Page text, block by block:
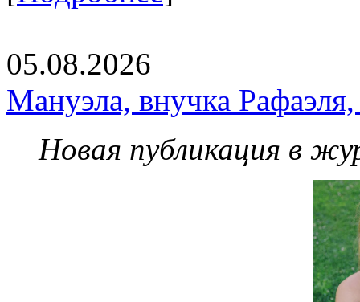
05.08.2026
Мануэла, внучка
Новая публикация в